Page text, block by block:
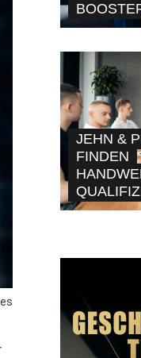
JEHN &
FINDEN